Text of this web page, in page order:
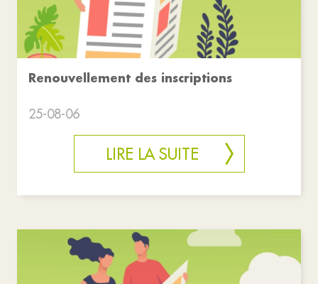
Renouvellement des inscriptions
25-08-06
LIRE LA SUITE